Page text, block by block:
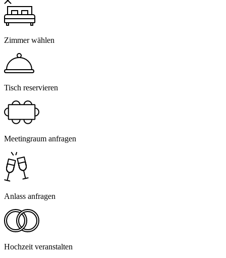
Zimmer wählen
Tisch reservieren
Meetingraum anfragen
Anlass anfragen
Hochzeit veranstalten